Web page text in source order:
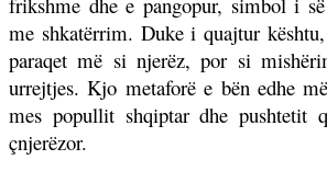
me shkatërrim. Duke i quajtur
paraqet më si njerëz, por si
urrejtjes. Kjo metaforë e bën edhe
mes popullit shqiptar dhe pushtetit
çnjerëzor.